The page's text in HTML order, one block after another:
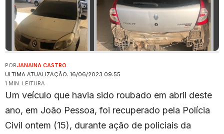
ULTIMA ATUALIZAÇÃO: 16/06/2023 09:55
PORJANAINA CASTRO
1 MIN. LEITURA
Um veículo que havia sido roubado em abril deste
ano, em João Pessoa, foi recuperado pela Polícia
Civil ontem (15), durante ação de policiais da